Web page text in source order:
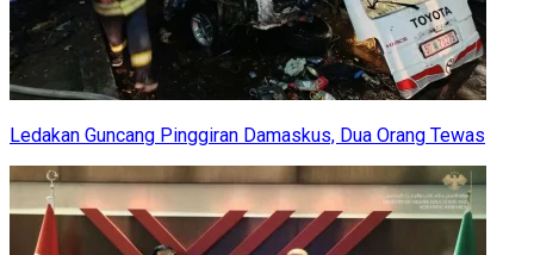
Ledakan Guncang Pinggiran Damaskus, Dua Orang Tewas